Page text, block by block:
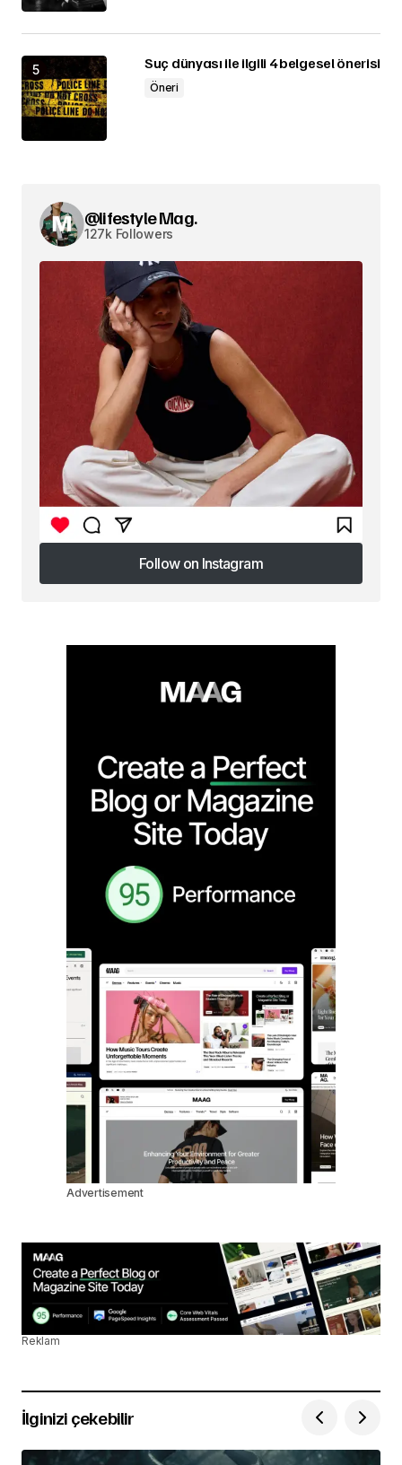
Suç dünyası ile ilgili 4 belgesel önerisi
Öneri
@lifestyle Mag.
127k Followers
Follow on Instagram
Follow on Instagram
Advertisement
Reklam
İlginizi çekebilir